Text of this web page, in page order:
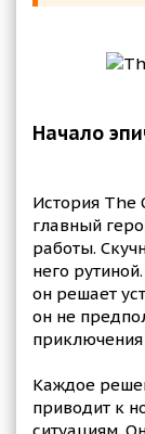
Начало
История The
главный
работы.
него
он решает
он не
приключения
Каждое
приводит к